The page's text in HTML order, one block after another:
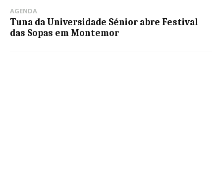
AGENDA
Tuna da Universidade Sénior abre Festival
das Sopas em Montemor